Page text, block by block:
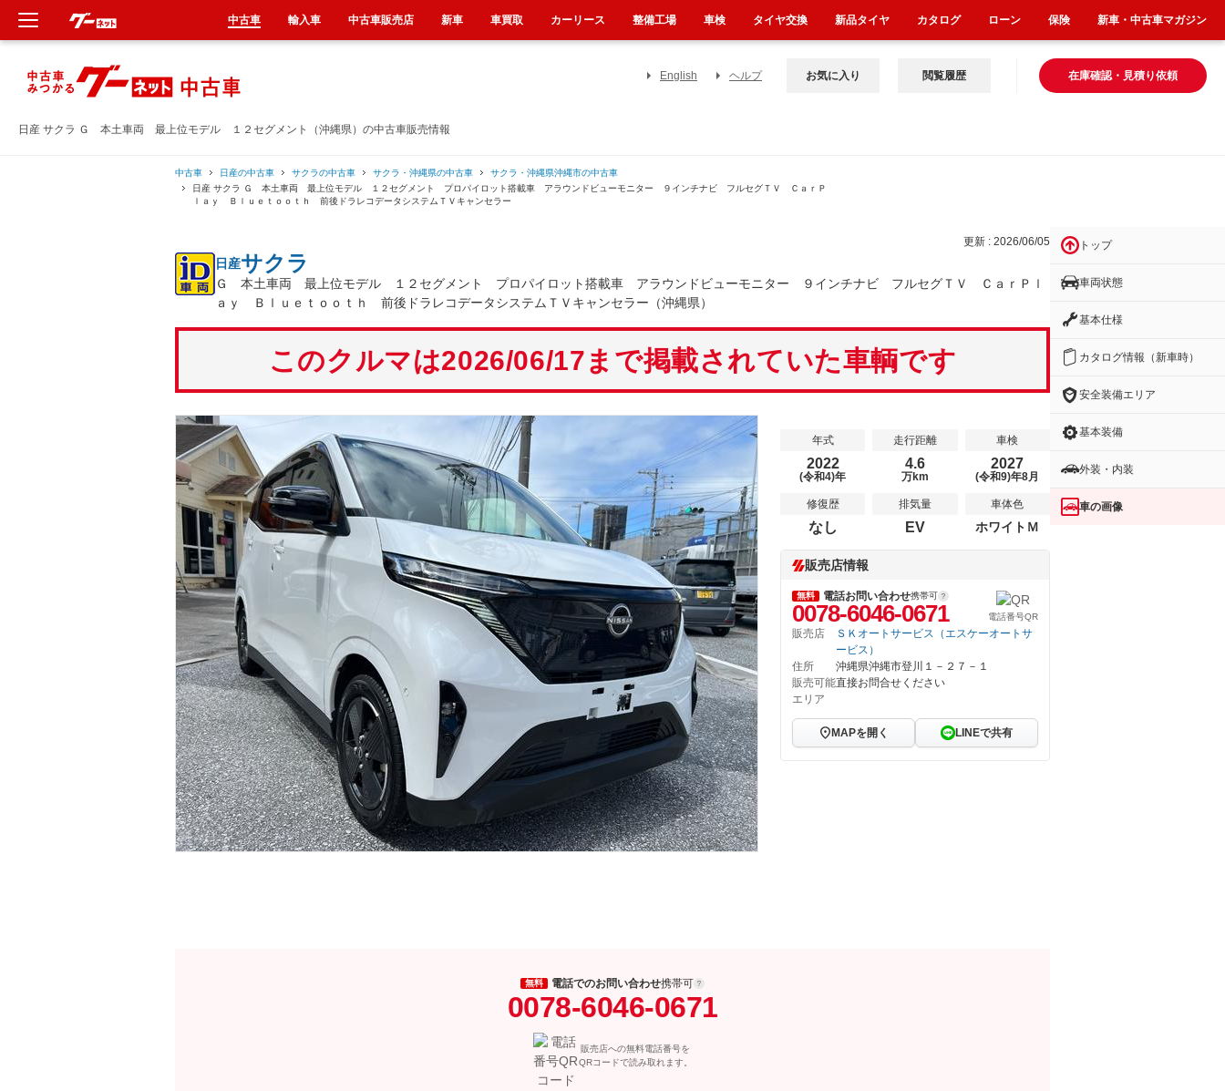
日産 サクラ Ｇ 本土車両 最上位モデル １２セグメント（沖縄県）の中古車販売情報
English ヘルプ 在庫確認・見積り依頼
お気に入り 閲覧履歴
中古車 日産の中古車 サクラの中古車 サクラ・沖縄県の中古車
サクラ・沖縄県沖縄市の中古車
日産 サクラ Ｇ 本土車両 最上位モデル １２セグメント プロパイロット搭載車 アラウンドビューモニター ９インチナビ フルセグＴＶ ＣａｒＰ
ｌａｙ Ｂｌｕｅｔｏｏｔｈ 前後ドラレコデータシステムＴＶキャンセラー
更新 : 2026/06/05
日産サクラ
Ｇ 本土車両 最上位モデル １２セグメント プロパイロット搭載車 アラウンドビューモニター ９インチナビ フルセグＴＶ ＣａｒＰｌ
ａｙ Ｂｌｕｅｔｏｏｔｈ 前後ドラレコデータシステムＴＶキャンセラー（沖縄県）
このクルマは2026/06/17まで掲載されていた車輌です
年式
2022
(令和4)年
走行距離
4.6
万km
車検
2027
(令和9)年8月
修復歴
なし
排気量
EV
車体色
ホワイトＭ
販売店情報
無料 電話お問い合わせ携帯可
0078-6046-0671 電話番号QR
販売店
ＳＫオートサービス（エスケーオートサ
ービス）
住所
沖縄県沖縄市登川１－２７－１
販売可能
エリア
直接お問合せください
MAPを開く LINEで共有
無料 電話でのお問い合わせ携帯可
0078-6046-0671
販売店への無料電話番号を
QRコードで読み取れます。
トップ
車両状態
基本仕様
カタログ情報（新車時）
安全装備エリア
基本装備
外装・内装
車の画像
中古車 輸入車 中古車販売店 新車 車買取 カーリース 整備工場 車検 タイヤ交換 新品タイヤ カタログ ローン 保険 新車・中古車マガジン
新車
中古車